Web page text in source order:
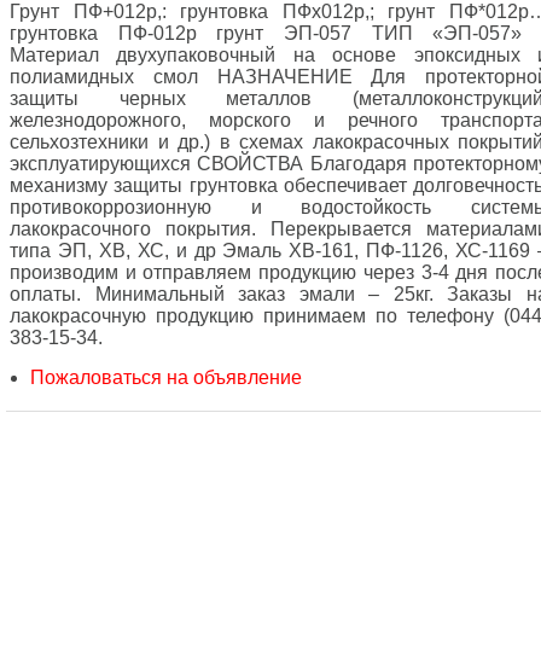
Грунт ПФ+012р,: грунтовка ПФх012р,; грунт
грунтовка ПФ-012р грунт ЭП-057 ТИП «ЭП-057»
Материал двухупаковочный на основе эпоксидных
полиамидных смол НАЗНАЧЕНИЕ Для
защиты черных металлов
железнодорожного, морского и речного
сельхозтехники и др.) в схемах лакокрасочных
эксплуатирующихся СВОЙСТВА Благодаря
механизму защиты грунтовка обеспечивает
противокоррозионную и водостойкость
лакокрасочного покрытия. Перекрывается
типа ЭП, ХВ, ХС, и др Эмаль ХВ-161, ПФ-1126, ХС-1169
производим и отправляем продукцию через 3-4 дня
оплаты. Минимальный заказ эмали – 25кг. Заказы
лакокрасочную продукцию принимаем по телефону
383-15-34.
Пожаловаться на объявление